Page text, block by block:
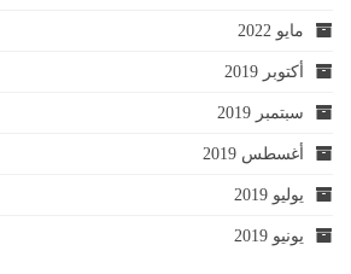
مايو 2022
أكتوبر 2019
سبتمبر 2019
أغسطس 2019
يوليو 2019
يونيو 2019